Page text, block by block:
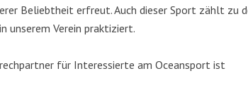
Beliebtheit erfreut. Auch dieser Sport zählt zu
unserem Verein praktiziert.
für Interessierte am Oceansport ist